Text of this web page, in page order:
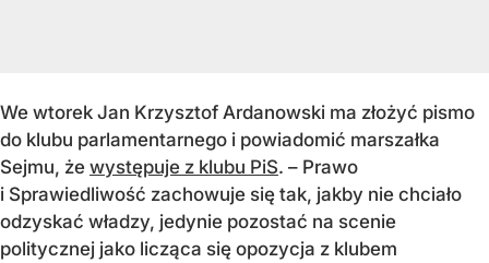
We wtorek Jan Krzysztof Ardanowski ma złożyć pismo
do klubu parlamentarnego i powiadomić marszałka
Sejmu, że występuje z klubu PiS. – Prawo
i Sprawiedliwość zachowuje się tak, jakby nie chciało
odzyskać władzy, jedynie pozostać na scenie
politycznej jako licząca się opozycja z klubem